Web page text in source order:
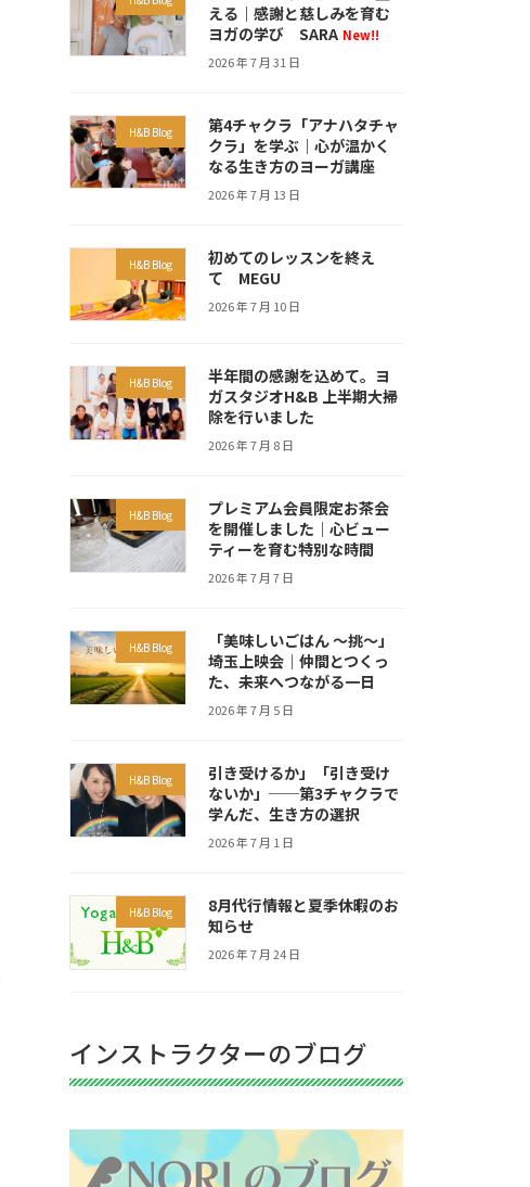
える｜感謝と慈しみを育む
ヨガの学び SARA New!!
2026 年 7 月 31 日
H&B Blog
第4チャクラ「アナハタチャ
クラ」を学ぶ｜心が温かく
なる生き方のヨーガ講座
2026 年 7 月 13 日
H&B Blog
初めてのレッスンを終え
て MEGU
2026 年 7 月 10 日
H&B Blog
半年間の感謝を込めて。ヨ
ガスタジオH&B 上半期大掃
除を行いました
2026 年 7 月 8 日
H&B Blog
プレミアム会員限定お茶会
を開催しました｜心ビュー
ティーを育む特別な時間
2026 年 7 月 7 日
H&B Blog
「美味しいごはん ～挑～」
埼玉上映会｜仲間とつくっ
た、未来へつながる一日
2026 年 7 月 5 日
H&B Blog
引き受けるか」「引き受け
ないか」──第3チャクラで
学んだ、生き方の選択
2026 年 7 月 1 日
H&B Blog
8月代行情報と夏季休暇のお
知らせ
2026 年 7 月 24 日
インストラクターのブログ